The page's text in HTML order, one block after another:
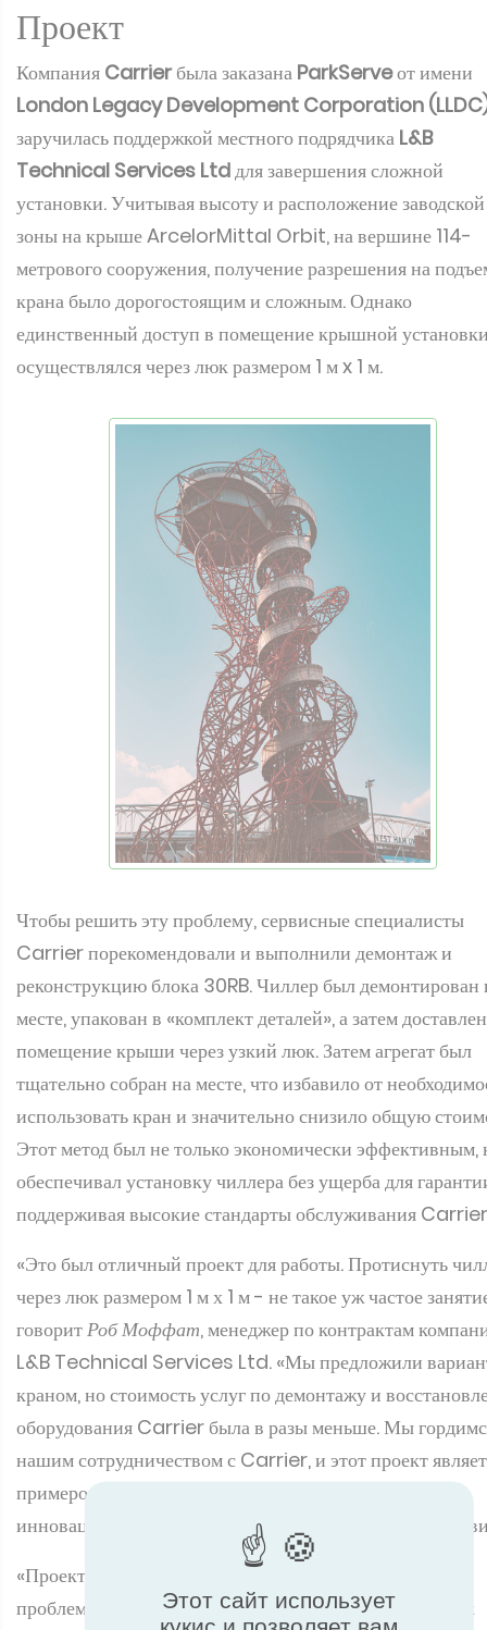
Проект
Компания Carrierбыла заказана ParkServeот имени
London Legacy Development Corporation
заручилась поддержкой местного подрядчика L&B
Technical Services Ltdдля завершения сложной
установки. Учитывая высоту и расположение заводской
зоны на крыше ArcelorMittal Orbit, на вершине 114-
метрового сооружения, получение разрешения на
крана было дорогостоящим и сложным. Однако
единственный доступ в помещение крышной
осуществлялся через люк размером 1 м x 1 м.
Чтобы решить эту проблему, сервисные специалисты
Carrier порекомендовали и выполнили демонтаж и
реконструкцию блока 30RB. Чиллер был демонтирован
месте, упакован в «комплект деталей», а затем
помещение крыши через узкий люк. Затем агрегат был
тщательно собран на месте, что избавило от
использовать кран и значительно снизило общую
Этот метод был не только экономически эффективным,
обеспечивал установку чиллера без ущерба для
поддерживая высокие стандарты обслуживания
«Это был отличный проект для работы. Протиснуть
через люк размером 1 м х 1 м - не такое уж частое
говоритРоб Моффат, менеджер по контрактам
L&B Technical Services Ltd. «Мы предложили
краном, но стоимость услуг по демонтажу и
оборудования Carrier была в разы меньше. Мы
нашим сотрудничеством с Carrier, и этот проект
примером нашей способности поставлять сложные и
инновационные решения HVAC даже в сложных
«Проект представлял собой несколько логистических
проблем, особенно в связи с ограниченным доступом к
Этот сайт использует